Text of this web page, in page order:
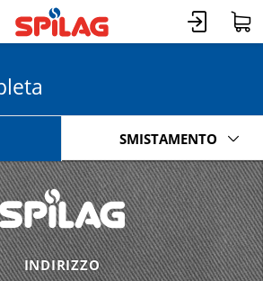
SMISTAMENTO
INDIRIZZO